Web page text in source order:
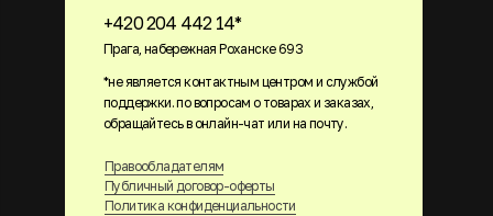
+420 204 442 14*
Прага, набережная Роханске 693
Правообладателям
Публичный договор-оферты
Политика конфиденциальности
*не является контактным центром и службой
поддержки. по вопросам о товарах и заказах,
обращайтесь в онлайн-чат или на почту.